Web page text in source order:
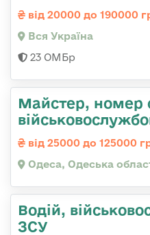
від 20000 до 190000
Вся Україна
23 ОМБр
Майстер, номер
від 25000 до 125000
Одеса, Одеська
Водій,
ЗСУ